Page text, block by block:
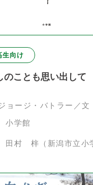
生向け
のことも思い出し
ョージ・バトラー／
小学館
田村 梓（新潟市立小